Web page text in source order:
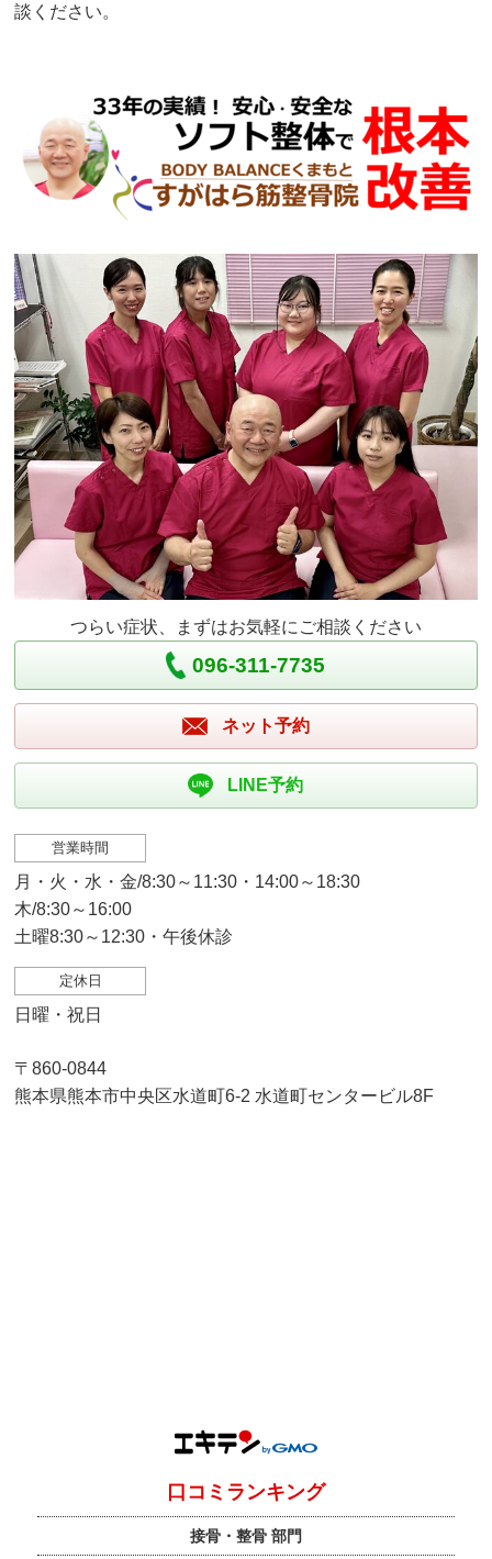
談ください。
つらい症状、まずはお気軽にご相談ください
096-311-7735
ネット予約
LINE予約
営業時間
月・火・水・金/8:30～11:30・14:00～18:30
木/8:30～16:00
土曜8:30～12:30・午後休診
定休日
日曜・祝日
〒860-0844
熊本県熊本市中央区水道町6-2 水道町センタービル8F